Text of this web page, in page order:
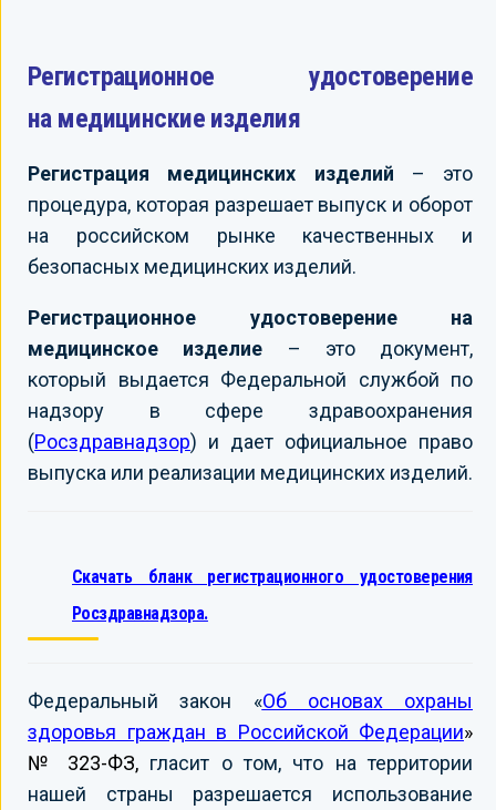
Регистрационное удостоверение
на медицинские изделия
Регистрация медицинских изделий – это
процедура, которая разрешает выпуск и оборот
на российском рынке качественных и
безопасных медицинских изделий.
Регистрационное удостоверение на
медицинское изделие – это документ,
который выдается Федеральной службой по
надзору в сфере здравоохранения
(Росздравнадзор) и дает официальное право
выпуска или реализации медицинских изделий.
Скачать бланк регистрационного удостоверения
Росздравнадзора.
Федеральный закон «Об основах охраны
здоровья граждан в Российской Федерации»
№ 323-ФЗ, гласит о том, что на территории
нашей страны разрешается использование